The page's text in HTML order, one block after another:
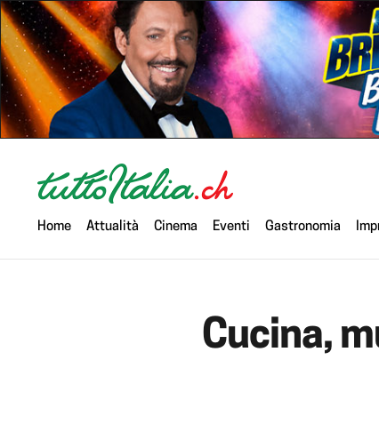
Home Attualità Cinema Eventi Gastronomia
Cucina,